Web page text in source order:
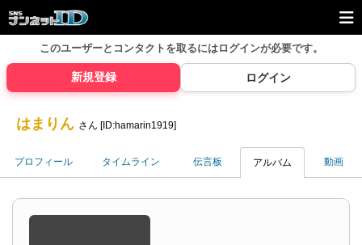
このユーザーとコンタクトを取るにはログインが必要です。
新規登録 ログイン
はまりん さん [ID:hamarin1919]
プロフィール タイムライン 伝言板 アルバム 動画